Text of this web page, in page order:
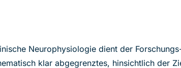
Neurophysiologie dient der
klar abgegrenztes, hinsichtlich der